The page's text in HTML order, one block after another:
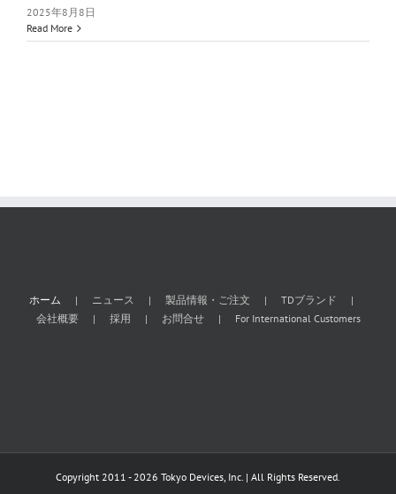
2025年8月8日
Read More
ホーム ニュース 製品情報・ご注文
TDブランド
会社概要
採用 お問合せ For International Customers
Copyright 2011 - 2026 Tokyo Devices, Inc. | All Rights Reserved.